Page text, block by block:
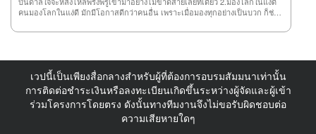
คนมองโลกในแง่ดี มักมีโอกาสดีกว่าคนอื่น เพราะเมื่อมองทุกอย่างเป็นบวก ก็ช่วย
เกิดขึ้นมาได้ 3.ควรสร้างทัศนะคติแบบ “ฉันทำได้”นี่คือหนึ่งในทัศนะคติที่สำคัญ
นี้และเราก็จะเห็นเราสามารถทำสิ่งต่างๆได้ ซึ่งจะก่อให้เกิดแรงบันดาลใจที่จะทำ
สิ่งต่างๆให้ประสบความสำเร็จ 4.รู้จักบริหารเวลาได้อย่างมีประสิทธิภาพและชาญ
ฉลาดทุกคนในโลกนี้มีเวลา 24 ชั่วโมงเท่ากันหมด แต่สิ่งที่ทำให้เกิดความแตกต่าง
คือ ใครใช้เวลาที่มีอยู่นั้นได้คุ้มค่ากว่ากัน ได้ทุ่มเทเวลาทั้งหมดไปกับเป้าหมายของ
ตนหรือไม่ เมื่อตระหนักได้ตามนี้จะทำให้รู้ว่าควรมุ่งมั่นต่อเป้าหมายของตนและ
ดำเนินชีวิตได้ดียิ่งขึ้น 5.ความผิดพลาดมีไว้ให้เรียนรู้ไม่ได้มีไว้ให้เจ็บช้ำหรือโศก
เวปนี้เป็นเพียงสื่อกลางสำหรับผู้ที่ต้องการอบรมสัมมนาเท่านั้น
การติดต่อชำระเงินหรือลงทะเบียนเกิดขึ้นระหว่างผู้จัดและผู้เข้า
ร่วมโครงการโดยตรง ดังนั้นทางทีมงานจึงไม่ขอรับผิดชอบต่อ
ความเสียหายใดๆ